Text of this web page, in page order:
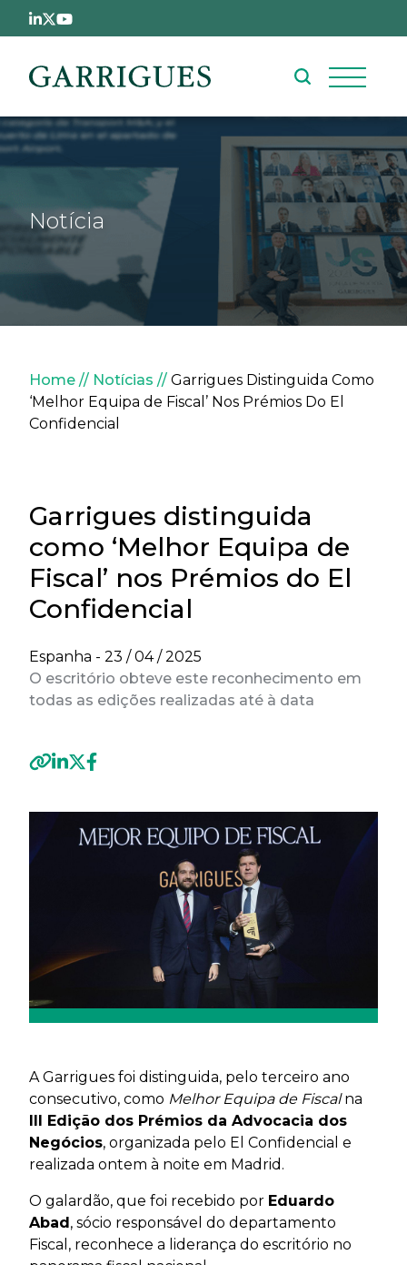
Passar para o conteúdo principal
Notícia
Navegação estrutural
Home Notícias
Garrigues Distinguida Como
‘Melhor Equipa de Fiscal’ Nos Prémios Do El
Confidencial
Garrigues distinguida
como ‘Melhor Equipa de
Fiscal’ nos Prémios do El
Confidencial
Espanha - 23 / 04 / 2025
O escritório obteve este reconhecimento em
todas as edições realizadas até à data
A Garrigues foi distinguida, pelo terceiro ano
consecutivo, como Melhor Equipa de Fiscalna
III Edição dos Prémios da Advocacia dos
Negócios, organizada pelo El Confidencial e
realizada ontem à noite em Madrid.
O galardão, que foi recebido por Eduardo
Abad, sócio responsável do departamento
Fiscal, reconhece a liderança do escritório no